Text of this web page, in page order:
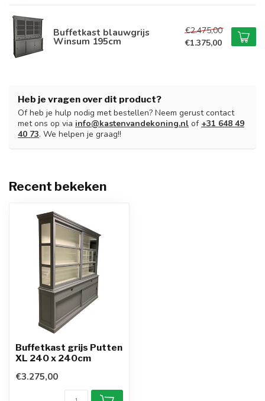
Buffetkast blauwgrijs
Winsum 195cm
€2.475,00
€1.375,00
Heb je vragen over dit product?
Of heb je hulp nodig met bestellen? Neem gerust contact
met ons op via info@kastenvandekoning.nl of +31 648 49
40 73. We helpen je graag!!
Recent bekeken
Buffetkast grijs Putten
XL 240 x 240cm
€3.275,00